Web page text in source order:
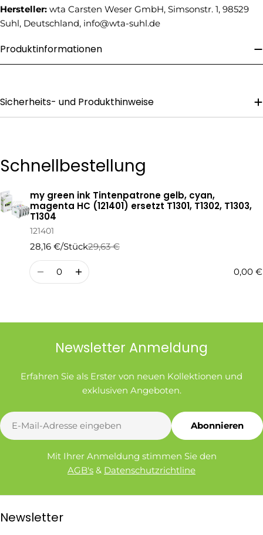
Telefonnummer
Hersteller: wta Carsten Weser GmbH, Simsonstr. 1, 98529
Suhl, Deutschland, info@wta-suhl.de
Produktinformationen
Sicherheits- und Produkthinweise
Schnellbestellung
Ihr
Warenkorb
my green ink Tintenpatrone gelb, cyan,
magenta HC (121401) ersetzt T1301, T1302, T1303,
T1304
121401
28,16 €/Stück
Regulärer
Preis
29,63 €
Verkaufspreis
Menge
0,00 €
Newsletter Anmeldung
Erfahren Sie als Erster von neuen Kollektionen und
exklusiven Angeboten.
E-
Mail
Abonnieren
Mit Ihrer Anmeldung stimmen Sie den
AGB's & Datenschutzrichtline
Newsletter